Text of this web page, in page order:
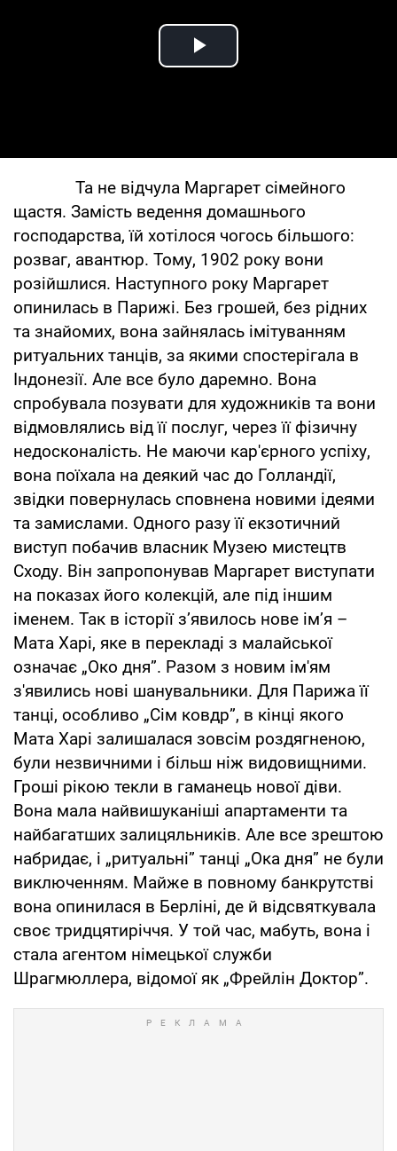
Play Video
Та не відчула Маргарет сімейного
щастя. Замість ведення домашнього
господарства, їй хотілося чогось більшого:
розваг, авантюр. Тому, 1902 року вони
розійшлися. Наступного року Маргарет
опинилась в Парижі. Без грошей, без рідних
та знайомих, вона зайнялась імітуванням
ритуальних танців, за якими спостерігала в
Індонезії. Але все було даремно. Вона
спробувала позувати для художників та вони
відмовлялись від її послуг, через її фізичну
недосконалість. Не маючи кар'єрного успіху,
вона поїхала на деякий час до Голландії,
звідки повернулась сповнена новими ідеями
та замислами. Одного разу її екзотичний
виступ побачив власник Музею мистецтв
Сходу. Він запропонував Маргарет виступати
на показах його колекцій, але під іншим
іменем. Так в історії з’явилось нове ім’я –
Мата Харі, яке в перекладі з малайської
означає „Око дня”. Разом з новим ім'ям
з'явились нові шанувальники. Для Парижа її
танці, особливо „Сім ковдр”, в кінці якого
Мата Харі залишалася зовсім роздягненою,
були незвичними і більш ніж видовищними.
Гроші рікою текли в гаманець нової діви.
Вона мала найвишуканіші апартаменти та
найбагатших залицяльників. Але все зрештою
набридає, і „ритуальні” танці „Ока дня” не були
виключенням. Майже в повному банкрутстві
вона опинилася в Берліні, де й відсвяткувала
своє тридцятиріччя. У той час, мабуть, вона і
стала агентом німецької служби
Шрагмюллера, відомої як „Фрейлін Доктор”.